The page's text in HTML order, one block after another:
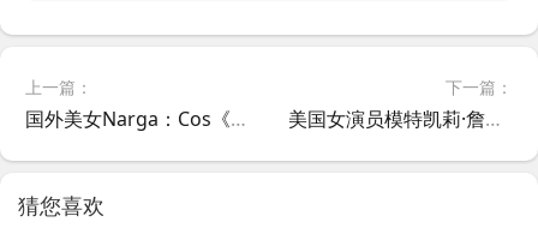
上一篇：
国外美女Narga：Cos《漫威争锋》白皇后，福利满满
下一篇：
美国女演员模特凯莉·詹娜比基尼写真，展现傲人身材
猜您喜欢